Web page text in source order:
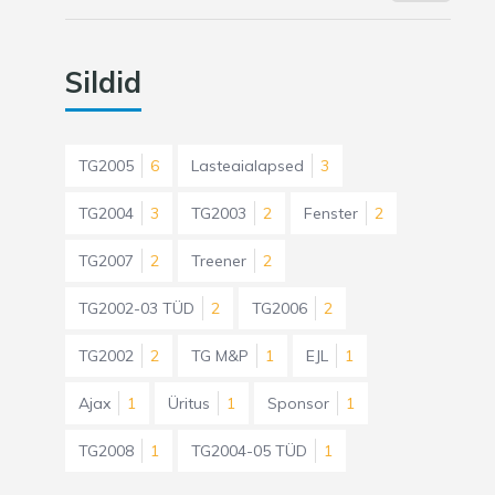
Sildid
TG2005 6 Lasteaialapsed 3
TG2004 3 TG2003 2 Fenster 2
TG2007 2 Treener 2
TG2002-03 TÜD 2 TG2006 2
TG2002 2 TG M&P 1 EJL 1
Ajax 1 Üritus 1 Sponsor 1
TG2008 1 TG2004-05 TÜD 1